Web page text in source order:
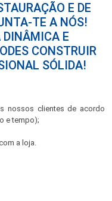
E DE
TE A NÓS!
DINÂMICA E
CONSTRUIR
SÓLIDA!
nossos clientes de acordo
e tempo);
a loja.